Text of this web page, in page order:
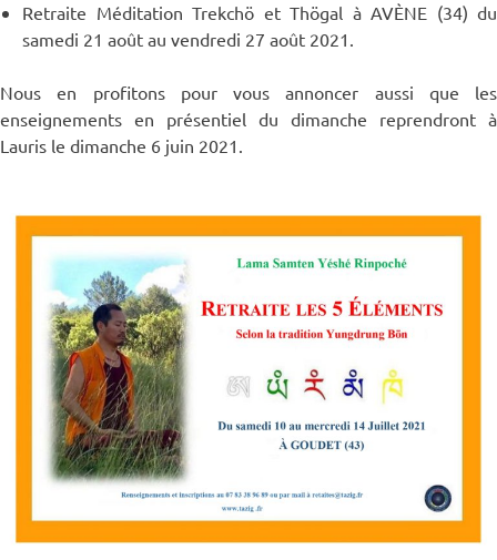
Retraite Méditation Trekchö et Thögal à AVÈNE (34) du
samedi 21 août au vendredi 27 août 2021.
Nous en profitons pour vous annoncer aussi que les
enseignements en présentiel du dimanche reprendront à
Lauris le dimanche 6 juin 2021.